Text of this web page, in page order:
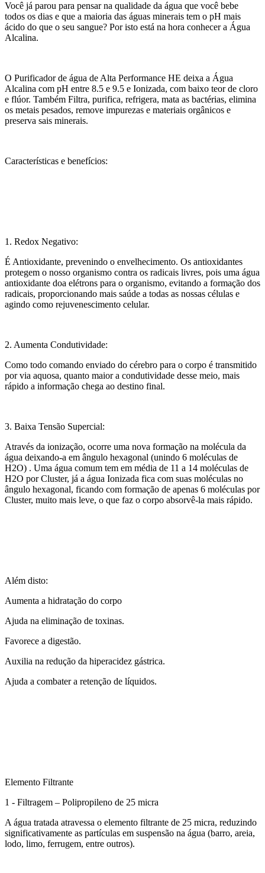
Você já parou para pensar na qualidade da água que você bebe
todos os dias e que a maioria das águas minerais tem o pH mais
ácido do que o seu sangue? Por isto está na hora conhecer a Água
Alcalina.
O Purificador de água de Alta Performance HE deixa a Água
Alcalina com pH entre 8.5 e 9.5 e Ionizada, com baixo teor de cloro
e flúor. Também Filtra, purifica, refrigera, mata as bactérias, elimina
os metais pesados, remove impurezas e materiais orgânicos e
preserva sais minerais.
Características e benefícios:
1. Redox Negativo:
É Antioxidante, prevenindo o envelhecimento. Os antioxidantes
protegem o nosso organismo contra os radicais livres, pois uma água
antioxidante doa elétrons para o organismo, evitando a formação dos
radicais, proporcionando mais saúde a todas as nossas células e
agindo como rejuvenescimento celular.
2. Aumenta Condutividade:
Como todo comando enviado do cérebro para o corpo é transmitido
por via aquosa, quanto maior a condutividade desse meio, mais
rápido a informação chega ao destino final.
3. Baixa Tensão Supercial:
Através da ionização, ocorre uma nova formação na molécula da
água deixando-a em ângulo hexagonal (unindo 6 moléculas de
H2O) . Uma água comum tem em média de 11 a 14 moléculas de
H2O por Cluster, já a água Ionizada fica com suas moléculas no
ângulo hexagonal, ficando com formação de apenas 6 moléculas por
Cluster, muito mais leve, o que faz o corpo absorvê-la mais rápido.
Além disto:
Aumenta a hidratação do corpo
Ajuda na eliminação de toxinas.
Favorece a digestão.
Auxilia na redução da hiperacidez gástrica.
Ajuda a combater a retenção de líquidos.
Elemento Filtrante
1 - Filtragem – Polipropileno de 25 micra
A água tratada atravessa o elemento filtrante de 25 micra, reduzindo
significativamente as partículas em suspensão na água (barro, areia,
lodo, limo, ferrugem, entre outros).